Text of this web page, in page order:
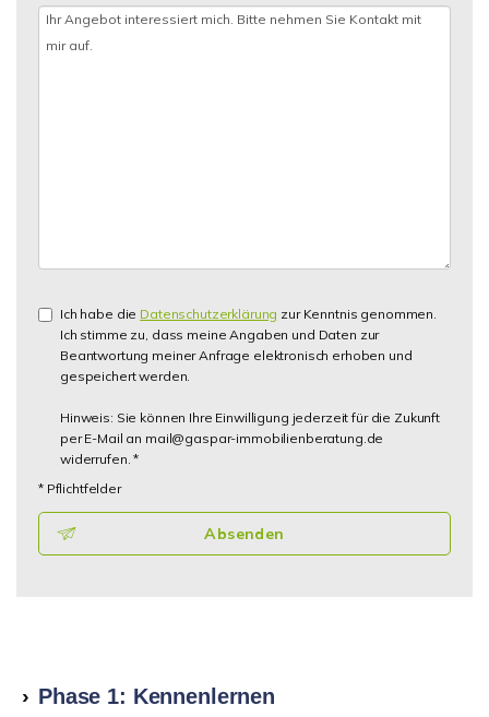
Phase 1: Kennenlernen
Ich habe die Datenschutzerklärung zur Kenntnis genommen.
Ich stimme zu, dass meine Angaben und Daten zur
Beantwortung meiner Anfrage elektronisch erhoben und
gespeichert werden.
Hinweis: Sie können Ihre Einwilligung jederzeit für die Zukunft
per E-Mail an mail@gaspar-immobilienberatung.de
widerrufen. *
* Pflichtfelder
Absenden